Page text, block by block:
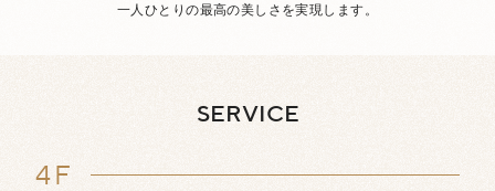
一人ひとりの最高の美しさを実現します。
SERVICE
4F